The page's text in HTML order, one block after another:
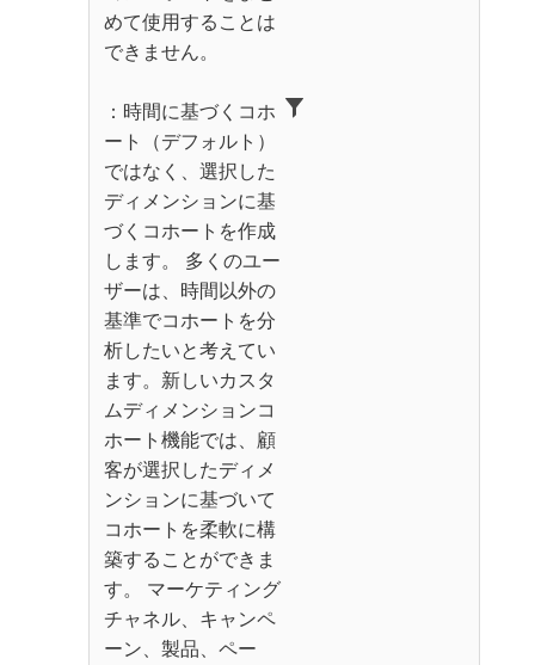
めて使用することは
できません。
：時間に基づくコホ
ート（デフォルト）
ではなく、選択した
ディメンションに基
づくコホートを作成
します。 多くのユー
ザーは、時間以外の
基準でコホートを分
析したいと考えてい
ます。新しいカスタ
ムディメンションコ
ホート機能では、顧
客が選択したディメ
ンションに基づいて
コホートを柔軟に構
築することができま
す。 マーケティング
チャネル、キャンペ
ーン、製品、ペー